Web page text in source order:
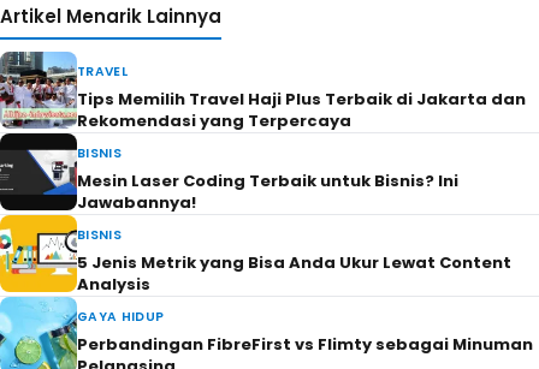
Artikel Menarik Lainnya
TRAVEL
Tips Memilih Travel Haji Plus Terbaik di Jakarta dan
Rekomendasi yang Terpercaya
BISNIS
Mesin Laser Coding Terbaik untuk Bisnis? Ini
Jawabannya!
BISNIS
5 Jenis Metrik yang Bisa Anda Ukur Lewat Content
Analysis
GAYA HIDUP
Perbandingan FibreFirst vs Flimty sebagai Minuman